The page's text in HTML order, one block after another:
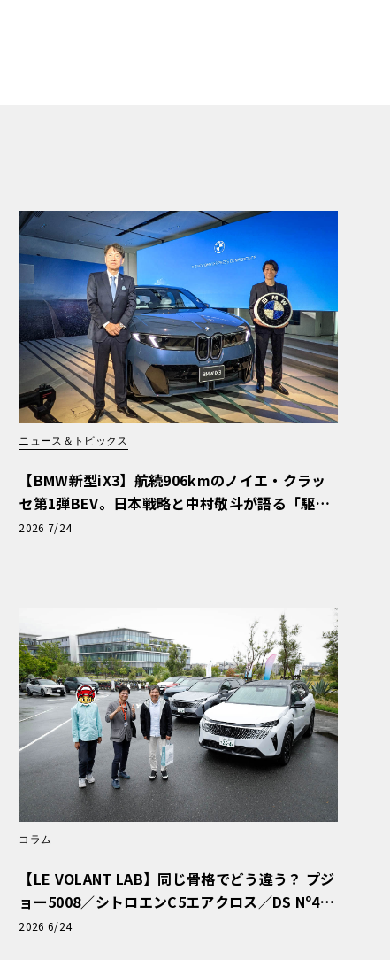
ニュース＆トピックス
【BMW新型iX3】航続906kmのノイエ・クラッ
セ第1弾BEV。日本戦略と中村敬斗が語る「駆け
ぬける歓び」
2026 7/24
コラム
【LE VOLANT LAB】同じ骨格でどう違う？ プジ
ョー5008／シトロエンC5エアクロス／DS Nº4
読者一気乗りレポート
2026 6/24